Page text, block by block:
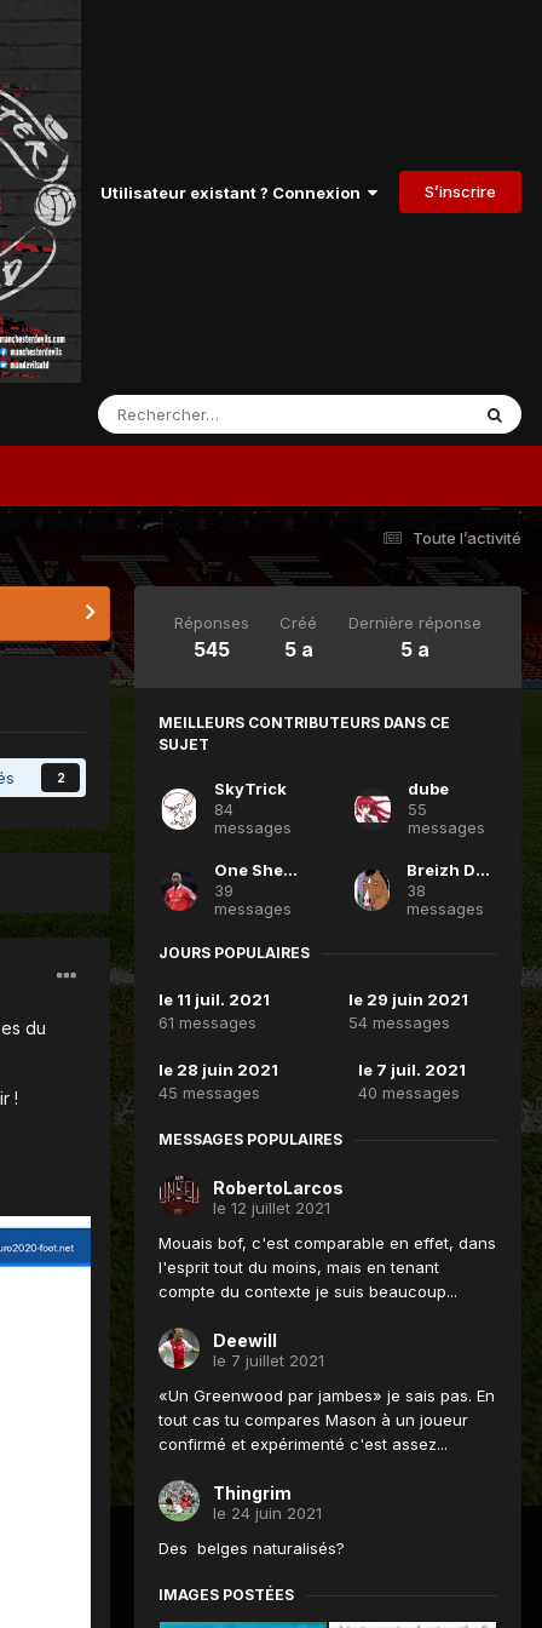
Utilisateur existant ? Connexion S’inscrire
Toute l’activité
2
du
!
Réponses
545
Créé
5 a
Dernière réponse
5 a
MEILLEURS CONTRIBUTEURS DANS CE
SUJET
SkyTrick
84
messages
dube
55
messages
One Sheasy
39
messages
Breizh Devils
38
messages
JOURS POPULAIRES
le 11 juil. 2021
61 messages
le 29 juin 2021
54 messages
le 28 juin 2021
45 messages
le 7 juil. 2021
40 messages
MESSAGES POPULAIRES
RobertoLarcos
le 12 juillet 2021
Mouais bof, c'est comparable en effet, dans
l'esprit tout du moins, mais en tenant
compte du contexte je suis beaucoup...
Deewill
le 7 juillet 2021
«Un Greenwood par jambes» je sais pas. En
tout cas tu compares Mason à un joueur
confirmé et expérimenté c'est assez...
Thingrim
le 24 juin 2021
Des belges naturalisés?
IMAGES POSTÉES